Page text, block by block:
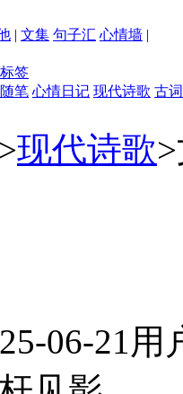
| 文集 句子汇 心情墙 |
签
笔 心情日记 现代诗歌 古
>现代诗歌>
06-21用